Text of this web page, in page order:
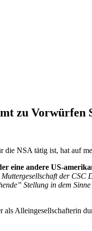
zu Vorwürfen
NSA tätig ist, hat auf
eine andere US-
der
Stellung in dem
Alleingesellschafterin